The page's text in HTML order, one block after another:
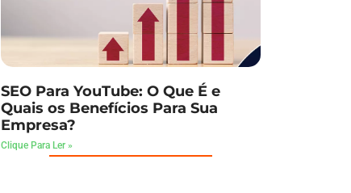
SEO Para YouTube: O Que É e
Quais os Benefícios Para Sua
Empresa?
Clique Para Ler »